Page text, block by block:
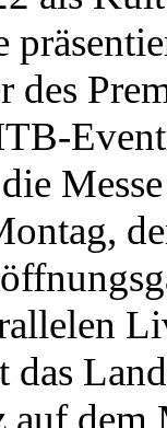
des
das
auf dem